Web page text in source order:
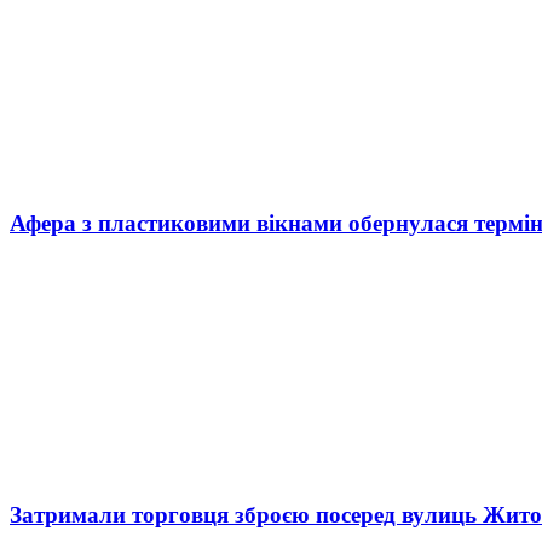
Афера з пластиковими вікнами обернулася
Затримали торговця зброєю посеред вулиць